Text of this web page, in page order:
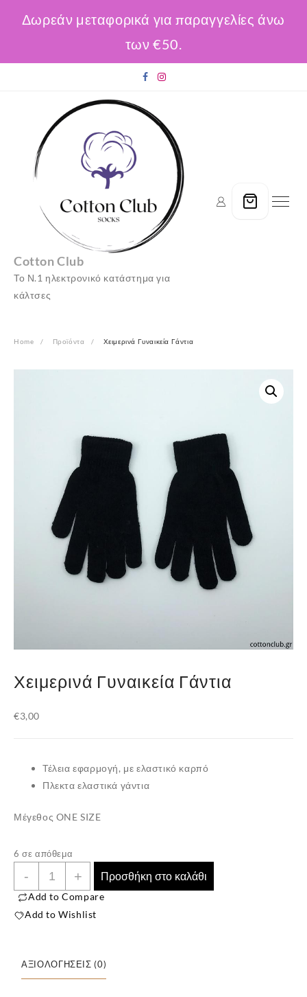
Δωρεάν μεταφορικά για παραγγελίες άνω
των €50.
Cotton Club
Το Ν.1 ηλεκτρονικό κατάστημα για
κάλτσες
Home Προϊόντα Χειμερινά Γυναικεία Γάντια
Χειμερινά Γυναικεία Γάντια
€3,00
Τέλεια εφαρμογή, με ελαστικό καρπό
Πλεκτα ελαστικά γάντια
Μέγεθος ONE SIZE
6 σε απόθεμα
-
Χειμερινά
Γυναικεία
ποσότητα
+
Προσθήκη στο καλάθι
Add to Compare
Add to Wishlist
ΑΞΙΟΛΟΓΉΣΕΙΣ (0)